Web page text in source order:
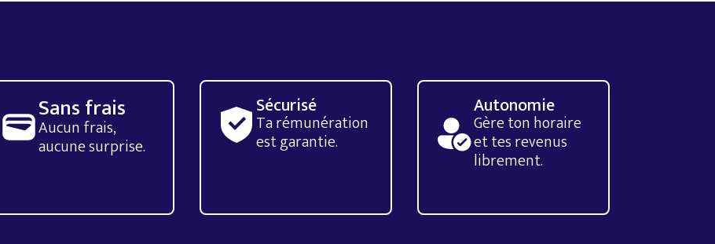
Sans frais
Aucun frais,
aucune surprise.
Sécurisé
Ta rémunération
est garantie.
Autonomie
Gère ton horaire
et tes revenus
librement.